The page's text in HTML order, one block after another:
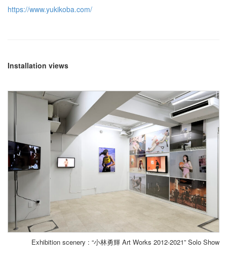
https://www.yukikoba.com/
Installation views
Exhibition scenery : “小林勇輝 Art Works 2012-2021” Solo Show